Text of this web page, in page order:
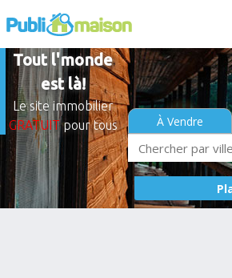
Tout l'monde
est là!
Le site immobilier
GRATUITpour tous À Vendre